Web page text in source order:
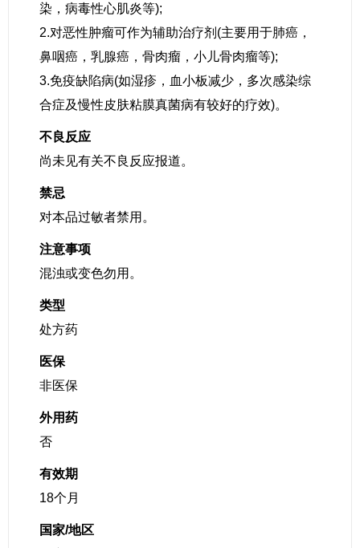
染，病毒性心肌炎等);
2.对恶性肿瘤可作为辅助治疗剂(主要用于肺癌，
鼻咽癌，乳腺癌，骨肉瘤，小儿骨肉瘤等);
3.免疫缺陷病(如湿疹，血小板减少，多次感染综
合症及慢性皮肤粘膜真菌病有较好的疗效)。
不良反应
尚未见有关不良反应报道。
禁忌
对本品过敏者禁用。
注意事项
混浊或变色勿用。
类型
处方药
医保
非医保
外用药
否
有效期
18个月
国家/地区